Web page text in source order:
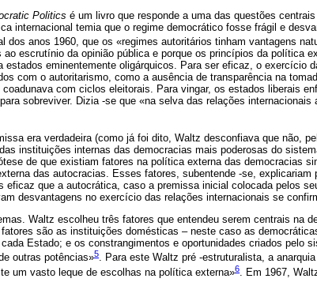
Politics é um livro que responde a uma das questões
internacional temia que o regime democrático fosse frágil e
dos anos 1960, que os «regimes autoritários tinham vantagens
ao escrutínio da opinião pública e porque os princípios da política
estados eminentemente oligárquicos. Para ser eficaz, o exercício
com o autoritarismo, como a ausência de transparência na
com ciclos eleitorais. Para vingar, os estados liberais
sobreviver. Dizia -se que «na selva das relações
era verdadeira (como já foi dito, Waltz desconfiava que não,
instituições internas das democracias mais poderosas do
de que existiam fatores na política externa das democracias
das autocracias. Esses fatores, subentende -se, explicariam
eficaz que a autocrática, caso a premissa inicial colocada pelos
desvantagens no exercício das relações internacionais se
Waltz escolheu três fatores que entendeu serem centrais na
são as instituições domésticas – neste caso as
Estado; e os constrangimentos e oportunidades criados pelo
outras potências»5. Para este Waltz pré -estruturalista, a
um vasto leque de escolhas na política externa»6. Em 1967,